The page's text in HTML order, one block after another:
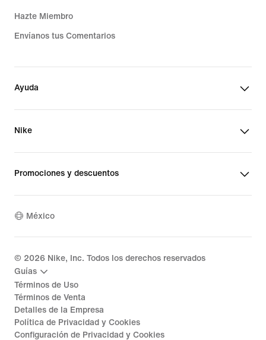
Hazte Miembro
Envíanos tus Comentarios
Ayuda
Nike
Promociones y descuentos
México
© 2026 Nike, Inc. Todos los derechos reservados
Guías
Términos de Uso
Términos de Venta
Detalles de la Empresa
Política de Privacidad y Cookies
Configuración de Privacidad y Cookies